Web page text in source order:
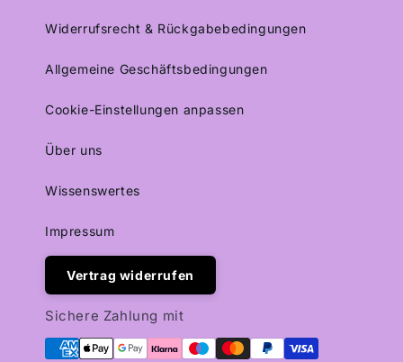
Widerrufsrecht & Rückgabebedingungen
Allgemeine Geschäftsbedingungen
Cookie-Einstellungen anpassen
Über uns
Wissenswertes
Impressum
Vertrag widerrufen
Sichere Zahlung mit